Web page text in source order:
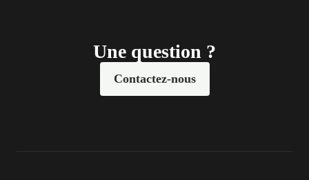
Une question ?
Contactez-nous